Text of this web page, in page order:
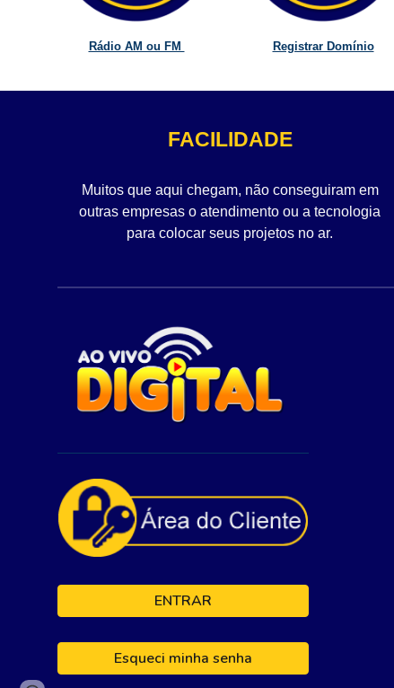
Rádio AM ou FM Registrar Domínio
FACILIDADE
Muitos que aqui chegam, não conseguiram em
outras empresas o atendimento ou a tecnologia
para colocar seus projetos no ar.
ENTRAR
Esqueci minha senha